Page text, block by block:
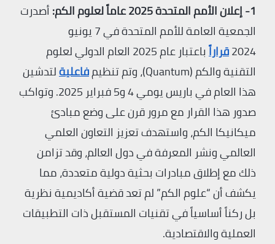
1- إعلان الأمم المتحدة 2025 عاماً لعلوم الكم:
أصدرت
الجمعية العامة للأمم المتحدة في 7 يونيو
2024قراراً
باعتبار عام 2025 العام الدولي لعلوم
التقنية والكم (Quantum)، وتم تنظيم
فاعليةلتدشين
هذا العام في باريس يومي 4 و5 فبراير 2025. وتواكب
صدور هذا القرار مع مرور قرن على وضع مبادئ
ميكانيكا الكم، واستهدف تعزيز التعاون العلمي
العالمي ونشر المعرفة في دول العالم، وقد تزامن
ذلك مع إطلاق مبادرات بحثية دولية متعددة، مما
يكشف أن “علوم الكم” لم تعد قضية أكاديمية نظرية
بل ركناً أساسياً في تقنيات المستقبل ذات التطبيقات
العملية والاقتصادية.